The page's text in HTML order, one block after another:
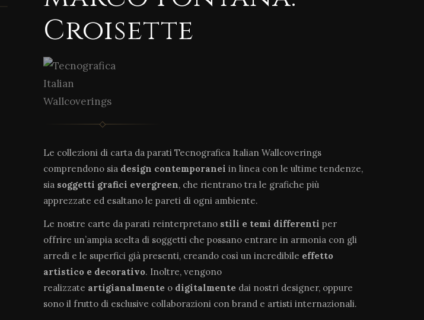
Croisette
Le collezioni di carta da parati Tecnografica Italian Wallcoverings
comprendono sia design contemporanei in linea con le ultime tendenze,
sia soggetti grafici evergreen, che rientrano tra le grafiche più
apprezzate ed esaltano le pareti di ogni ambiente.
Le nostre carte da parati reinterpretano stili e temi differenti per
offrire un’ampia scelta di soggetti che possano entrare in armonia con gli
arredi e le superfici già presenti, creando così un incredibile effetto
artistico e decorativo. Inoltre, vengono
realizzate artigianalmente o digitalmente dai nostri designer, oppure
sono il frutto di esclusive collaborazioni con brand e artisti internazionali.